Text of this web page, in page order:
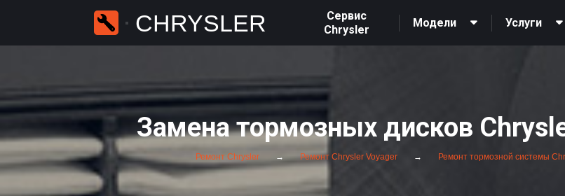
CHRYSLER
Сервис
Chrysler
Модели Услуги
Замена тормозных дисков
Ремонт Chrysler Ремонт Chrysler Voyager Ремонт тормозной системы